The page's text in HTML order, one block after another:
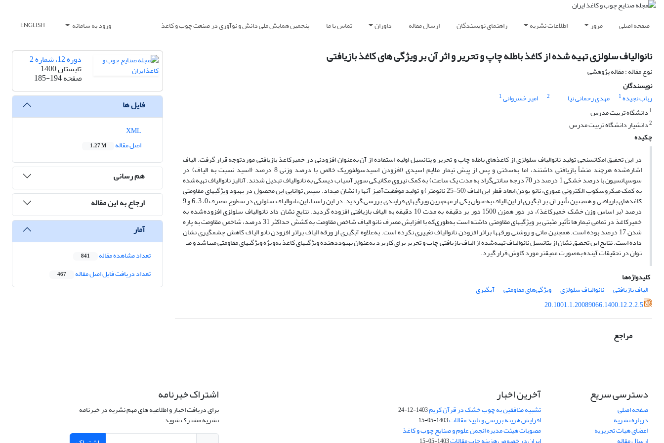
صفحه اصلی مرور اطلاعات نشریه راهنمای نویسندگان ارسال مقاله داوران تماس با ما پنجمین همایش ملی دانش و نوآوری در صنعت چوب و کاغذ ورود به سامانه ENGLISH
نانوالیاف سلولزی تهیه شده از کاغذ باطله چاپ و تحریر و اثر آن بر ویژگی های کاغذ بازیافتی
نوع مقاله : مقاله پژوهشی
نویسندگان
رباب نجیده1 مهدی رحمانی نیا 2 امیر خسروانی1
1 دانشگاه تربیت مدرس
2دانشیار دانشگاه تربیت مدرس
چکیده
در این تحقیق امکان­سنجی تولید نانوالیاف سلولزی از کاغذهای باطله چاپ و تحریر و پتانسیل اولیه استفاده از آن به‌عنوان افزودنی در خمیرکاغذ بازیافتی موردتوجه قرار گرفت. الیاف
اشاره‌شده هرچند منشأ بازیافتی داشتند، اما به‌سختی و پس از پیش تیمار ملایم اسیدی (افزودن اسیدسولفوریک خالص با درصد وزنی 8 درصد (اسید نسبت به الیاف) در
سوسپانسیون با درصد خشکی 1 درصد در 70 درجه سانتی‌گراد به مدت یک ساعت) به کمک نیروی مکانیکی سوپر آسیاب دیسکی به نانوالیاف تبدیل شدند. آنالیز نانوالیاف تهیه‌شده
به کمک میکروسکوپ الکترونی عبوری، نانو بودن ابعاد قطر این الیاف (50-25 نانومتر) و تولید موفقیت‌آمیز آن­ها را نشان می­داد. سپس توانایی این محصول در بهبود ویژگی­های مقاومتی
کاغذهای بازیافتی و همچنین تأثیر آن بر آبگیری از این الیاف به‌عنوان یکی از مهم‌ترین ویژگی­های فرایندی بررسی گردید. در این راستا، این نانوالیاف سلولزی در سطوح مصرف 0، 3، 6 و 9
درصد (بر اساس وزن خشک خمیرکاغذ)، در دور همزن 1500 دور بر دقیقه به مدت 10 دقیقه به الیاف بازیافتی افزوده گردید. نتایج نشان داد نانوالیاف سلولزی افزوده‌شده به
خمیرکاغذ در تمامی تیمارها تأثیر مثبتی بر ویژگی­های مقاومتی داشته است به‌طوری‌که با افزایش مصرف نانو الیاف شاخص مقاومت به کشش حداکثر 31 درصد، شاخص مقاومت به پاره
شدن 17 درصد بوده است. همچنین ماتی و روشنی ورقه­ها براثر افزودن نانوالیاف تغییری نکرده است. به‌علاوه آبگیری از ورقه الیاف براثر افزودن نانو الیاف کاهش چشمگیری نشان
داده است. نتایج این تحقیق نشان از پتانسیل نانوالیاف تهیه‌شده از الیاف بازیافتی چاپ و تحریر برای کاربرد به‌عنوان بهبوددهنده ویژگی­های کاغذ به‌ویژه ویژگی­های مقاومتی می­باشد و می­
توان در تحقیقات آینده به‌صورت عمیق­تر مورد کاوش قرار گیرد.
کلیدواژه‌ها
الیاف بازیافتی
نانوالیاف سلولزی ویژگی‌های مقاومتی
آبگیری
20.1001.1.20089066.1400.12.2.2.5
مراجع
دوره 12، شماره 2
تابستان 1400
صفحه185-194
فایل ها
اصل مقاله
1.27 M
هم رسانی
ارجاع به این مقاله
آمار
تعداد مشاهده مقاله 841
تعداد دریافت فایل اصل مقاله 467
دسترسی سریع
صفحه اصلی
درباره نشریه
اعضای هیات تحریریه
آخرین اخبار
تشبیه منافقین به چوب خشک در قرآن کریم1403-12-24
افزایش هزینه بررسی و تایید مقالات1403-05-15
مصوبات هیئت مدیره انجمن علوم و صنایع چوب و کاغذ
اشتراک خبرنامه
برای دریافت اخبار و اطلاعیه های مهم نشریه در خبرنامه
نشریه مشترک شوید.